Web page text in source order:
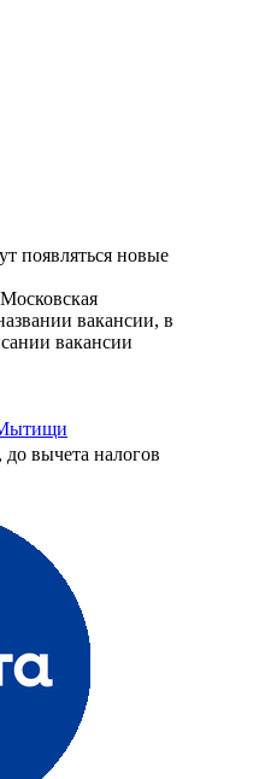
появляться новые
вакансии, в
вакансии
Мытищи
до вычета налогов